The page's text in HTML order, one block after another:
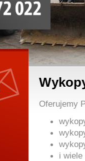
Oferujemy
i wiele